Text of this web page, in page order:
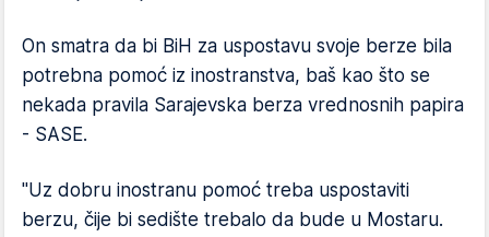
On smatra da bi BiH za uspostavu svoje berze bila
potrebna pomoć iz inostranstva, baš kao što se
nekada pravila Sarajevska berza vrednosnih papira
- SASE.
"Uz dobru inostranu pomoć treba uspostaviti
berzu, čije bi sedište trebalo da bude u Mostaru.